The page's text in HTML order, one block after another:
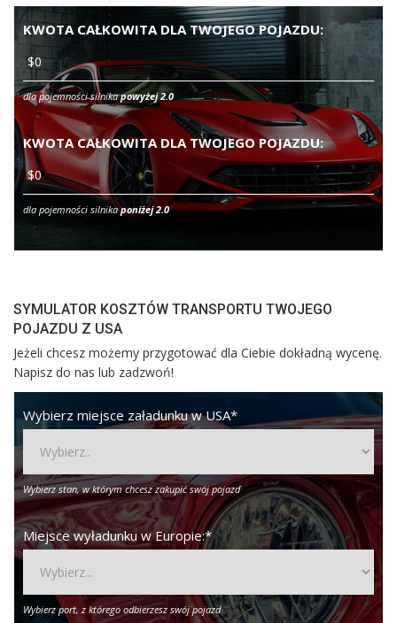
KWOTA CAŁKOWITA DLA TWOJEGO POJAZDU:
dla pojemności silnikapowyżej 2.0
KWOTA CAŁKOWITA DLA TWOJEGO POJAZDU:
dla pojemności silnikaponiżej 2.0
SYMULATOR KOSZTÓW TRANSPORTU TWOJEGO
POJAZDU Z USA
Jeżeli chcesz możemy przygotować dla Ciebie dokładną wycenę.
Napisz do nas lub zadzwoń!
Wybierz miejsce załadunku w USA*
Wybierz stan, w którym chcesz zakupić swój pojazd
Miejsce wyładunku w Europie:*
Wybierz port, z którego odbierzesz swój pojazd